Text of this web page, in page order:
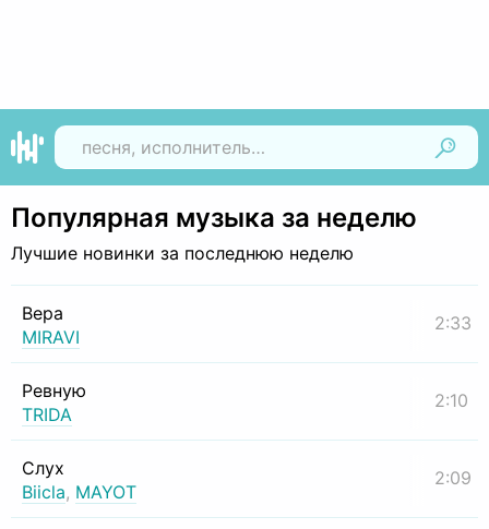
Популярная музыка за неделю
Лучшие новинки за последнюю неделю
Вера
MIRAVI
2:33
Ревную
TRIDA
2:10
Слух
Biicla, MAYOT
2:09